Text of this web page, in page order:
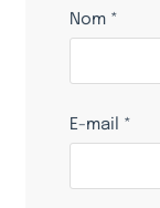
Nom *
E-mail *